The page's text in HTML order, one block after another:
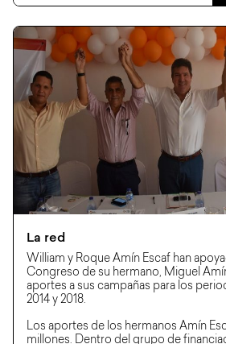
La red
William y Roque Amín Escaf han
Congreso de su hermano, Miguel
aportes a sus campañas para los
2014 y 2018.
Los aportes de los hermanos Amín
millones. Dentro del grupo de